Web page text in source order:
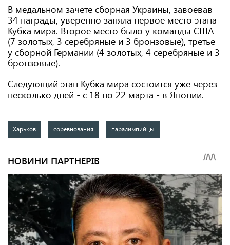
В медальном зачете сборная Украины, завоевав
34 награды, уверенно заняла первое место этапа
Кубка мира. Второе место было у команды США
(7 золотых, 3 серебряные и 3 бронзовые), третье -
у сборной Германии (4 золотых, 4 серебряные и 3
бронзовые).
Следующий этап Кубка мира состоится уже через
несколько дней - с 18 по 22 марта - в Японии.
Харьков соревнования паралимпийцы